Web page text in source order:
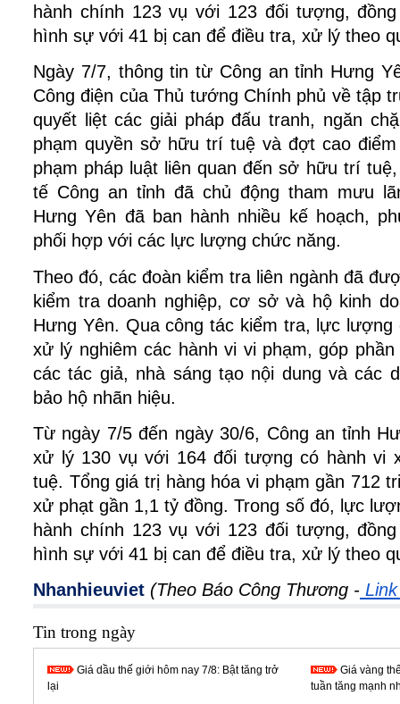
hành chính 123 vụ với 123 đối tượng,
hình sự với 41 bị can để điều tra, xử lý theo
Ngày 7/7, thông tin từ Công an tỉnh Hưng
Công điện của Thủ tướng Chính phủ về tập
quyết liệt các giải pháp đấu tranh, ngăn
phạm quyền sở hữu trí tuệ và đợt cao
phạm pháp luật liên quan đến sở hữu trí
tế Công an tỉnh đã chủ động tham mưu
Hưng Yên đã ban hành nhiều kế hoạch,
phối hợp với các lực lượng chức năng.
Theo đó, các đoàn kiểm tra liên ngành đã
kiểm tra doanh nghiệp, cơ sở và hộ kinh
Hưng Yên. Qua công tác kiểm tra, lực lượng
xử lý nghiêm các hành vi vi phạm, góp
các tác giả, nhà sáng tạo nội dung và các
bảo hộ nhãn hiệu.
Từ ngày 7/5 đến ngày 30/6, Công an tỉnh
xử lý 130 vụ với 164 đối tượng có hành vi
tuệ. Tổng giá trị hàng hóa vi phạm gần 712
xử phạt gần 1,1 tỷ đồng. Trong số đó, lực
hành chính 123 vụ với 123 đối tượng,
hình sự với 41 bị can để điều tra, xử lý theo
Nhanhieuviet (Theo Báo Công Thương -
Tin trong ngày
Giá dầu thế giới hôm nay 7/8: Bật tăng trở
lại
Giá vàng
tuần tăng mạnh